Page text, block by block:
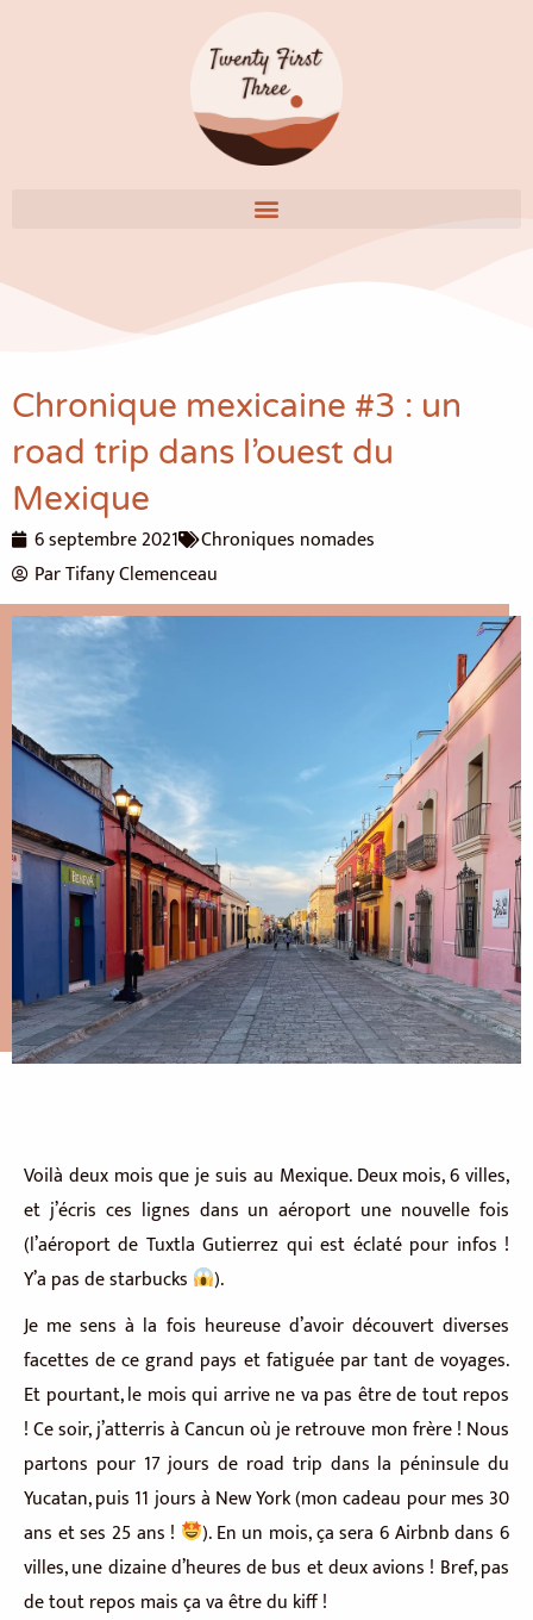
Chronique mexicaine #3 : un
road trip dans l’ouest du
Mexique
6 septembre 2021
Chroniques nomades
ParTifany Clemenceau
Voilà deux mois que je suis au Mexique. Deux mois, 6 villes,
et j’écris ces lignes dans un aéroport une nouvelle fois
(l’aéroport de Tuxtla Gutierrez qui est éclaté pour infos !
Y’a pas de starbucks
).
Je me sens à la fois heureuse d’avoir découvert diverses
facettes de ce grand pays et fatiguée par tant de voyages.
Et pourtant, le mois qui arrive ne va pas être de tout repos
! Ce soir, j’atterris à Cancun où je retrouve mon frère ! Nous
partons pour 17 jours de road trip dans la péninsule du
Yucatan, puis 11 jours à New York (mon cadeau pour mes 30
ans et ses 25 ans !
). En un mois, ça sera 6 Airbnb dans 6
villes, une dizaine d’heures de bus et deux avions ! Bref, pas
de tout repos mais ça va être du kiff !